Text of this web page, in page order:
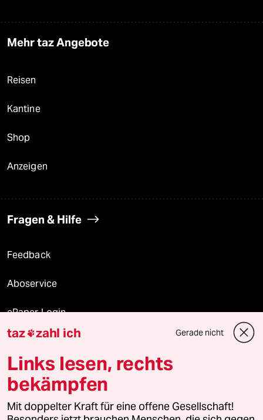
Mehr taz Angebote
Reisen
Kantine
Shop
Anzeigen
Fragen & Hilfe
Feedback
Aboservice
ePaper Login
Downloads für Abonnierende
© 2026 taz Verlags und Vertriebs GmbH
Alle Rechte vorbehalten. Bei rechtlichen Fragen oder für Genehmigungen
wenden Sie sich bitte an
lizenzen@taz.de
taz zahl ich Gerade nicht
Links lesen, rechts
bekämpfen
Mit doppelter Kraft für eine offene Gesellschaft!